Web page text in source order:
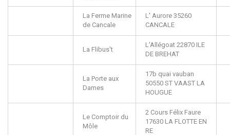
La Ferme Marine
de Cancale
L' Aurore 35260
CANCALE
La Flibus't
L'Allégoat 22870 ILE
DE BREHAT
La Porte aux
Dames
17b quai vauban
50550 ST VAAST LA
HOUGUE
Le Comptoir du
Môle
2 Cours Félix Faure
17630 LA FLOTTE EN
RE